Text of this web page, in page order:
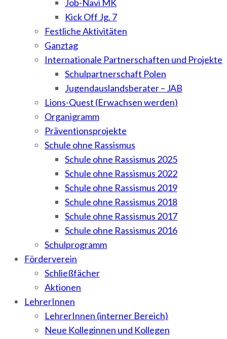
Job-Navi MK
Kick Off Jg. 7
Festliche Aktivitäten
Ganztag
Internationale Partnerschaften und Projekte
Schulpartnerschaft Polen
Jugendauslandsberater – JAB
Lions-Quest (Erwachsen werden)
Organigramm
Präventionsprojekte
Schule ohne Rassismus
Schule ohne Rassismus 2025
Schule ohne Rassismus 2022
Schule ohne Rassismus 2019
Schule ohne Rassismus 2018
Schule ohne Rassismus 2017
Schule ohne Rassismus 2016
Schulprogramm
Förderverein
Schließfächer
Aktionen
LehrerInnen
LehrerInnen (interner Bereich)
Neue Kolleginnen und Kollegen